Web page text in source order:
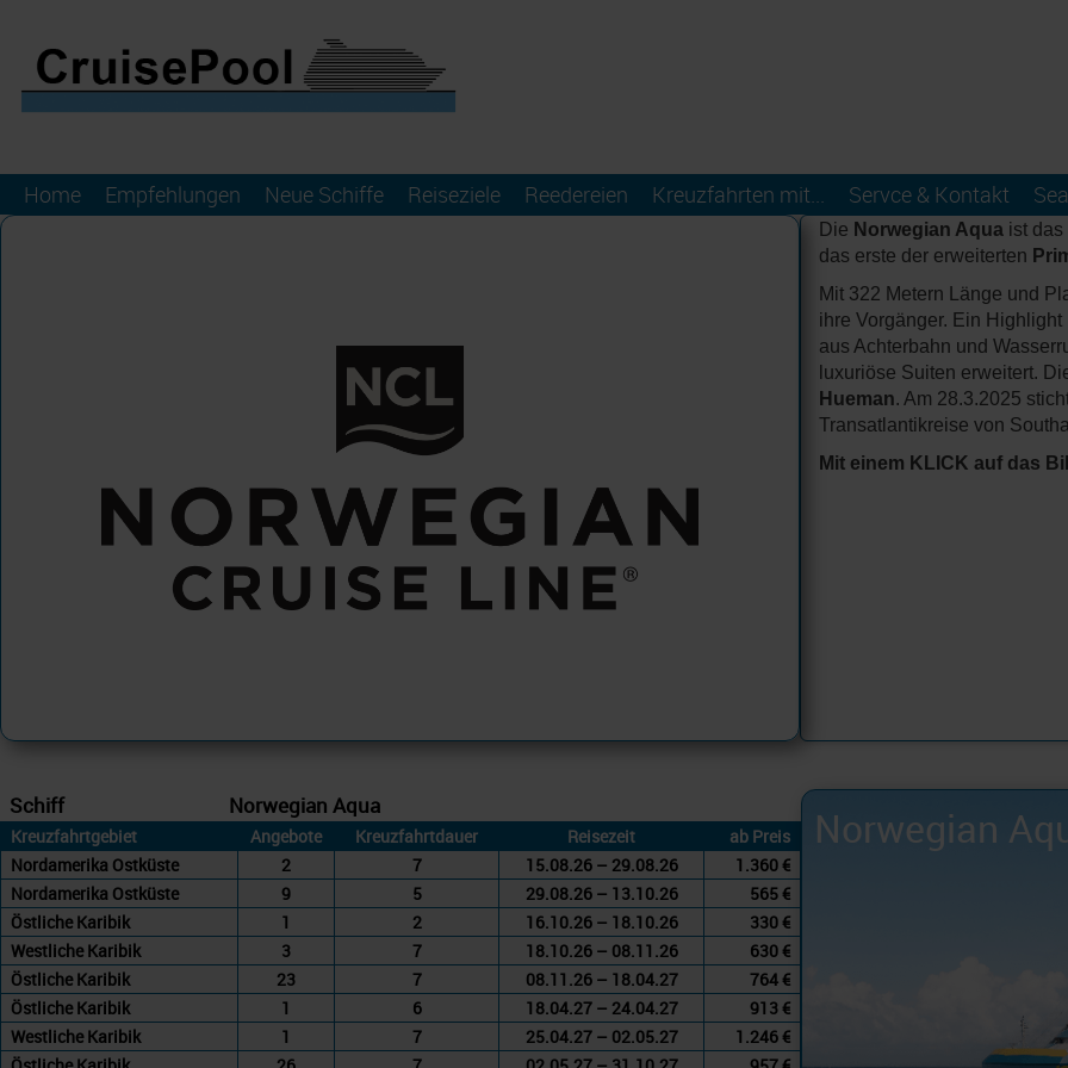
Home Empfehlungen Neue Schiffe Reiseziele Reedereien Kreuzfahrten mit... Servce & Kontakt
Die Norwegian Aqua ist
das erste der erweiterten
Mit 322 Metern Länge und
ihre Vorgänger. Ein
aus Achterbahn und
luxuriöse Suiten erweitert.
Hueman. Am 28.3.2025
Transatlantikreise von
Mit einem KLICK auf das
Schiff Norwegian Aqua
Kreuzfahrtgebiet Angebote Kreuzfahrtdauer Reisezeit
ab Preis
Nordamerika Ostküste
2 7 15.08.26 – 29.08.26
1.360 €
Nordamerika Ostküste
9 5 29.08.26 – 13.10.26
565 €
Östliche Karibik
1 2 16.10.26 – 18.10.26
330 €
Westliche Karibik
3 7 18.10.26 – 08.11.26
630 €
Östliche Karibik
23 7 08.11.26 – 18.04.27
764 €
Östliche Karibik
1 6 18.04.27 – 24.04.27
913 €
Westliche Karibik
1 7 25.04.27 – 02.05.27
1.246 €
Norwegian